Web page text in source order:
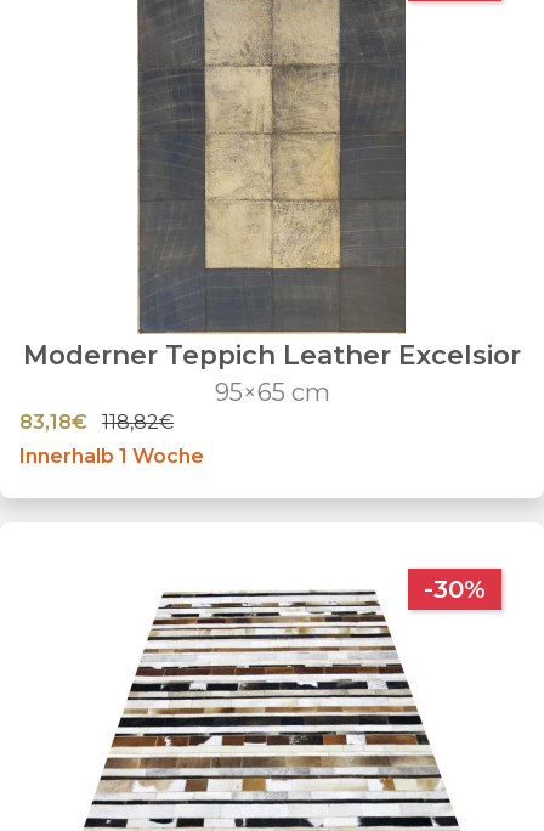
Moderner Teppich Leather Excelsior
95×65 cm
83,18€
118,82€
Innerhalb 1 Woche
-30%